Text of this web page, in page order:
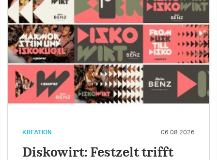
KREATION 06.08.2026
Diskowirt: Festzelt trifft